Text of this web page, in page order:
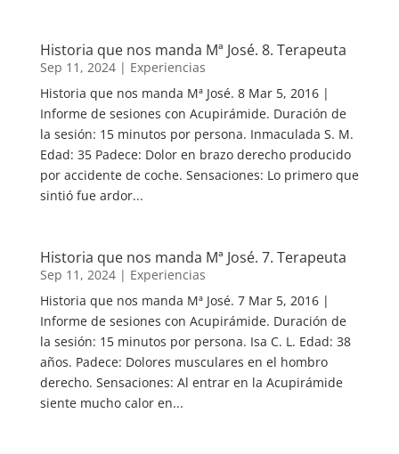
Historia que nos manda Mª José. 8. Terapeuta
Sep 11, 2024| Experiencias
Historia que nos manda Mª José. 8 Mar 5, 2016 |
Informe de sesiones con Acupirámide. Duración de
la sesión: 15 minutos por persona. Inmaculada S. M.
Edad: 35 Padece: Dolor en brazo derecho producido
por accidente de coche. Sensaciones: Lo primero que
sintió fue ardor...
Historia que nos manda Mª José. 7. Terapeuta
Sep 11, 2024| Experiencias
Historia que nos manda Mª José. 7 Mar 5, 2016 |
Informe de sesiones con Acupirámide. Duración de
la sesión: 15 minutos por persona. Isa C. L. Edad: 38
años. Padece: Dolores musculares en el hombro
derecho. Sensaciones: Al entrar en la Acupirámide
siente mucho calor en...